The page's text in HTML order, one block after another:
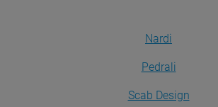
Nardi
Pedrali
Scab Design